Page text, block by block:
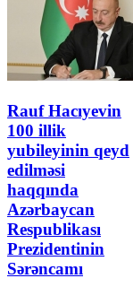
Rauf Hacıyevin
100 illik
yubileyinin qeyd
edilməsi
haqqında
Azərbaycan
Respublikası
Prezidentinin
Sərəncamı